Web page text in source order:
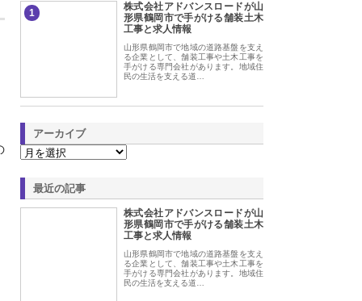
1
株式会社アドバンスロードが山
形県鶴岡市で手がける舗装土木
工事と求人情報
山形県鶴岡市で地域の道路基盤を支え
る企業として、舗装工事や土木工事を
手がける専門会社があります。地域住
民の生活を支える道…
アーカイブ
最近の記事
株式会社アドバンスロードが山
形県鶴岡市で手がける舗装土木
工事と求人情報
山形県鶴岡市で地域の道路基盤を支え
る企業として、舗装工事や土木工事を
手がける専門会社があります。地域住
民の生活を支える道…